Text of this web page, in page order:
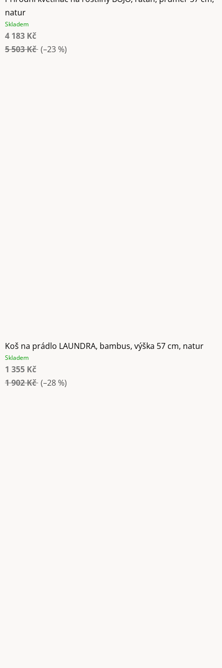
natur
Skladem
4 183 Kč
5 503 Kč (–23 %)
Koš na prádlo LAUNDRA, bambus, výška 57 cm, natur
Skladem
1 355 Kč
1 902 Kč (–28 %)